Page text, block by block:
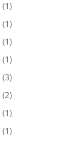
(1)
(1)
(1)
(1)
(3)
(2)
(1)
(1)